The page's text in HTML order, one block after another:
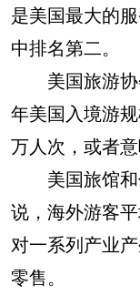
是美国最大的
中排名第二。
美国旅游协
年美国入境游
万人次，或者
美国旅馆和
说，海外游客
对一系列产业
零售。